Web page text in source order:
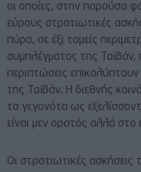
οι οποίες, στην παρούσα
εύρους στρατιωτικές
πύρα, σε έξι τομείς
συμπλέγματος της Ταϊβάν,
περιπτώσεις
της Ταϊβάν. Η διεθνής
τα γεγονότα ως
είναι μεν ορατός αλλά
Οι στρατιωτικές ασκήσεις